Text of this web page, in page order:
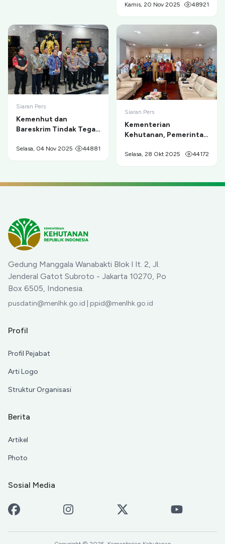
Ranu Kumbolo
Kamis, 20 Nov 2025 48921
Siaran Pers
Kemenhut dan
Bareskrim Tindak Tegas
Taman Nasional Gunung
Selasa, 04 Nov 2025 44881
Siaran Pers
Kementerian
Kehutanan, Pemerintah
Masyarakat Adat
Pelestarian
Selasa, 28 Okt 2025 44172
Gedung Manggala Wanabakti Blok I lt. 2, Jl.
Jenderal Gatot Subroto - Jakarta 10270, Po
Box 6505, Indonesia.
pusdatin@menlhk.go.id | ppid@menlhk.go.id
Profil
Profil Pejabat
Arti Logo
Struktur Organisasi
Berita
Artikel
Photo
Sosial Media
Facebook Instagram X-Twitter Youtube